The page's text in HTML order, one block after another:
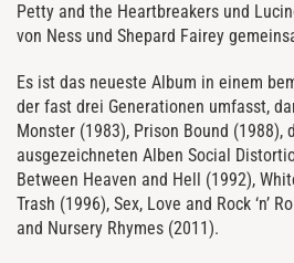
Petty and the Heartbreakers und
von Ness und Shepard Fairey
Es ist das neueste Album in einem
der fast drei Generationen umfasst,
Monster (1983), Prison Bound (1988),
ausgezeichneten Alben Social
Between Heaven and Hell (1992),
Trash (1996), Sex, Love and Rock ‘n’
and Nursery Rhymes (2011).